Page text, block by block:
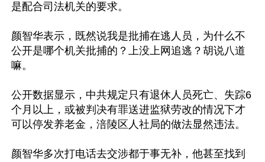
是配合司法机关的要求。
颜智华表示，既然说我是批捕在逃人员，为什么不
公开是哪个机关批捕的？上没上网追逃？胡说八道
嘛。
公开数据显示，中共规定只有退休人员死亡、失踪6
个月以上，或被判决有罪送进监狱劳改的情况下才
可以停发养老金，涪陵区人社局的做法显然违法。
颜智华多次打电话去交涉都于事无补，他甚至找到